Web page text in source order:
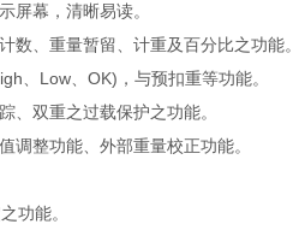
屏幕，清晰易读。
数、重量暂留、计重及百分比之功能。
、Low、OK)，与预扣重等功能。
、双重之过载保护之功能。
调整功能、外部重量校正功能。
功能。